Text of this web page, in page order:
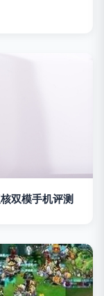
双模手机评测